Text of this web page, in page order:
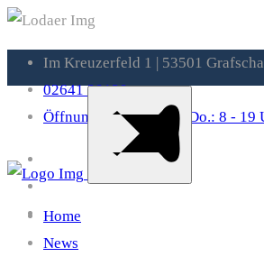
Im Kreuzerfeld 1 | 53501
02641 29129
Öffnungszeiten: Mo. - Do.: 8 - 19
Home
News